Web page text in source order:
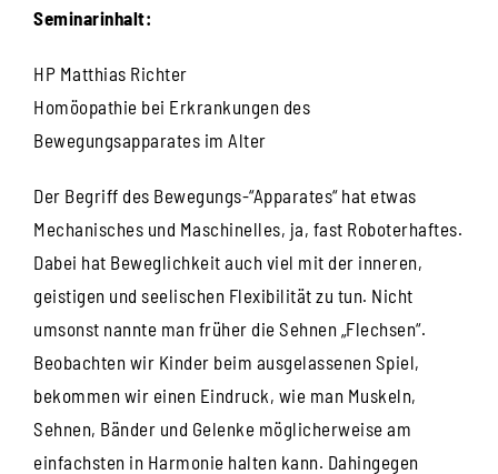
Seminarinhalt:
HP Matthias Richter
Homöopathie bei Erkrankungen des
Bewegungsapparates im Alter
Der Begriff des Bewegungs-“Apparates“ hat etwas
Mechanisches und Maschinelles, ja, fast Roboterhaftes.
Dabei hat Beweglichkeit auch viel mit der inneren,
geistigen und seelischen Flexibilität zu tun. Nicht
umsonst nannte man früher die Sehnen „Flechsen“.
Beobachten wir Kinder beim ausgelassenen Spiel,
bekommen wir einen Eindruck, wie man Muskeln,
Sehnen, Bänder und Gelenke möglicherweise am
einfachsten in Harmonie halten kann. Dahingegen